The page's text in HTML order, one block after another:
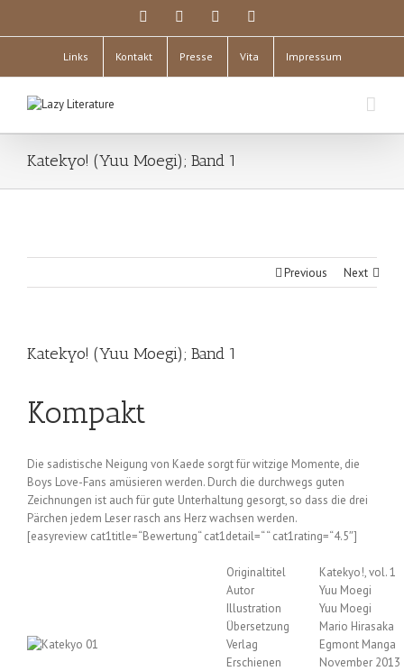
Links Kontakt Presse Vita Impressum
Katekyo! (Yuu Moegi); Band 1
Previous Next
Katekyo! (Yuu Moegi); Band 1
Kompakt
Die sadistische Neigung von Kaede sorgt für witzige Momente, die
Boys Love-Fans amüsieren werden. Durch die durchwegs guten
Zeichnungen ist auch für gute Unterhaltung gesorgt, so dass die drei
Pärchen jedem Leser rasch ans Herz wachsen werden.
[easyreview cat1title=“Bewertung“ cat1detail=“ “ cat1rating=“4.5″]
Originaltitel
Katekyo!, vol. 1
Autor
Yuu Moegi
Illustration
Yuu Moegi
Übersetzung
Mario Hirasaka
Verlag
Egmont Manga
Erschienen
November 2013